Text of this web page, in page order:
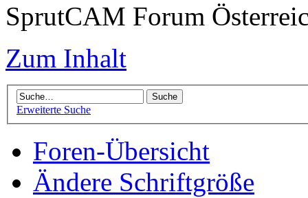
SprutCAM Forum
Zum Inhalt
Erweiterte Suche
Foren-Übersicht
Ändere Schriftgröße